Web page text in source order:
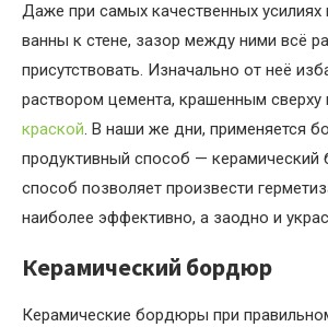
Даже при самых качественных усилиях
ванны к стене, зазор между ними всё
присутствовать. Изначально от неё
раствором цемента, крашенным сверху
краской. В наши же дни, применяется
продуктивный способ — керамический
способ позволяет произвести
наиболее эффективно, а заодно и
Керамический бордюр
Керамические бордюры при